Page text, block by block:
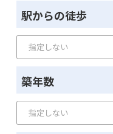
駅からの徒歩
築年数